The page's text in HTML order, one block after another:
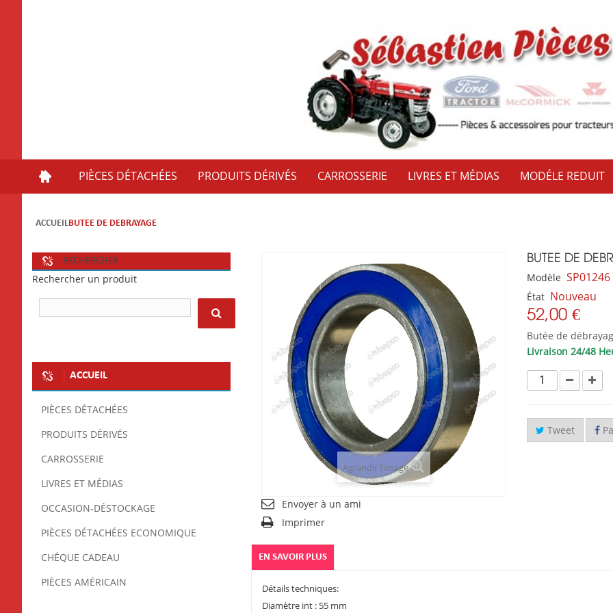
PIÈCES DÉTACHÉES PRODUITS DÉRIVÉS CARROSSERIE LIVRES ET MÉDIAS MODÉLE REDUIT
ACCUEILBUTEE DE DEBRAYAGE
RECHERCHER
Rechercher un produit
ACCUEIL
PIÈCES DÉTACHÉES
PRODUITS DÉRIVÉS
CARROSSERIE
LIVRES ET MÉDIAS
OCCASION-DÉSTOCKAGE
PIÈCES DÉTACHÉES ECONOMIQUE
CHÉQUE CADEAU
PIÈCES AMÉRICAIN
Agrandir l'image
Envoyer à un ami
Imprimer
BUTEE DE
Modèle SP01246
État Nouveau
52,00 €
Butée de
Livraison 24/48
Tweet
EN SAVOIR PLUS
Détails techniques:
Diamètre int : 55 mm